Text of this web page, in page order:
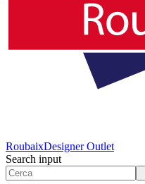
RoubaixDesigner Outlet
Search input